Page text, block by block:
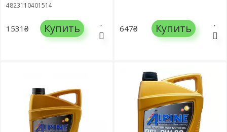
4823110401514
1531₴ Купить 647₴ Купить